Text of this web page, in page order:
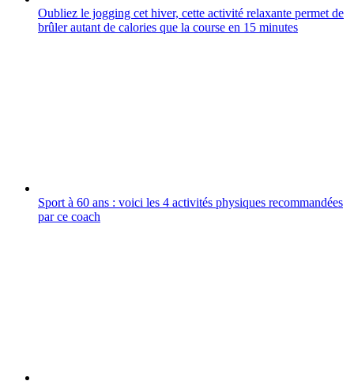
Oubliez le jogging cet hiver, cette activité relaxante permet de
brûler autant de calories que la course en 15 minutes
Sport à 60 ans : voici les 4 activités physiques recommandées
par ce coach